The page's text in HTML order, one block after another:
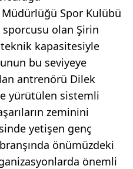
Spor Kulübü
olan Şirin
kapasitesiyle
bu seviyeye
antrenörü Dilek
yürütülen sistemli
zeminini
yetişen genç
önümüzdeki
önemli